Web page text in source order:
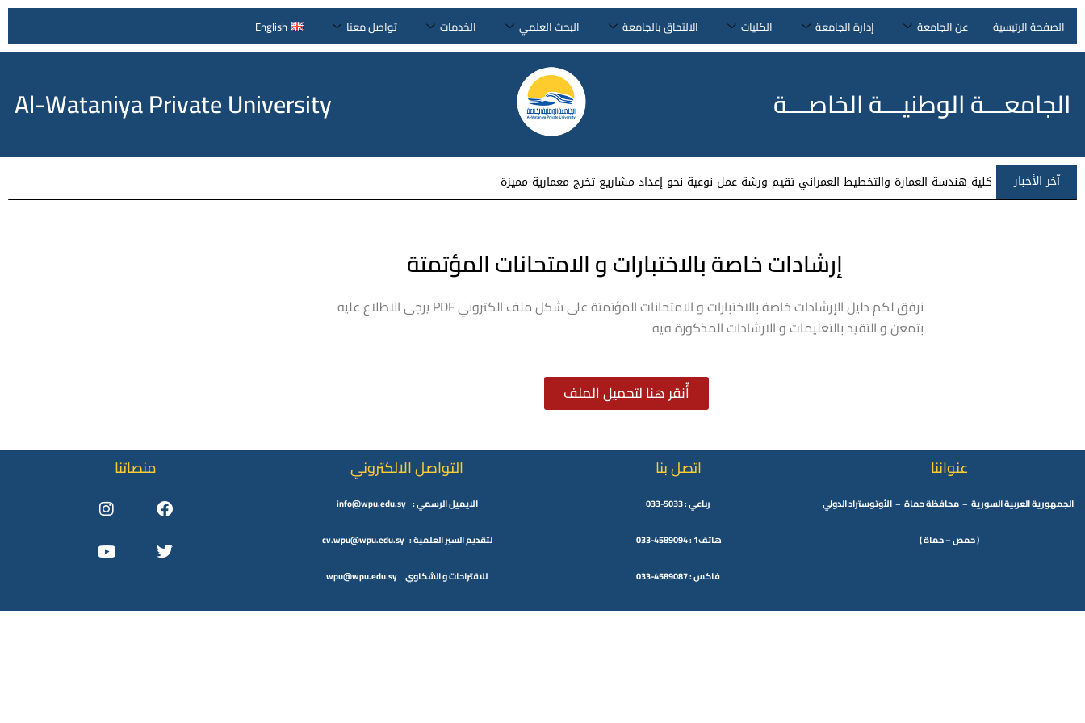
الصفحة الرئيسية عن الجامعة إدارة الجامعة الكليات الالتحاق بالجامعة البحث العلمي الخدمات تواصل معنا English
الجامعـــة الوطنيـــة الخاصـــة Al-Wataniya Private University
آخر الأخبار كلية هندسة العمارة والتخطيط العمراني تقيم ورشة عمل نوعية نحو إعداد مشاريع تخرج معمارية مميزة
إرشادات خاصة بالاختبارات و الامتحانات المؤتمتة
نرفق لكم دليل الإرشادات خاصة بالاختبارات و الامتحانات المؤتمتة على شكل ملف الكتروني PDF يرجى الاطلاع عليه
بتمعن و التقيد بالتعليمات و الارشادات المذكورة فيه
أُنقر هنا لتحميل الملف
عنواننا
الجمهورية العربية السورية – محافظة حماة – الأوتوستراد الدولي
( حمص – حماة )
اتصل بنا
رباعي : 5033-033
هاتف1 : 4589094-033
فاكس : 4589087-033
التواصل الالكتروني
الايميل الرسمي : info@wpu.edu.sy
لتقديم السير العلمية : cv.wpu@wpu.edu.sy
للاقتراحات و الشكاوي wpu@wpu.edu.sy
منصاتنا
Facebook
Instagram Twitter
Youtube